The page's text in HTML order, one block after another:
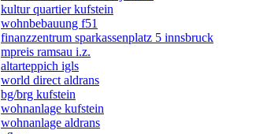
kultur quartier kufstein
wohnbebauung f51
finanzzentrum sparkassenplatz 5 innsbruck
mpreis ramsau i.z.
altarteppich igls
world direct aldrans
bg/brg kufstein
wohnanlage kufstein
wohnanlage aldrans